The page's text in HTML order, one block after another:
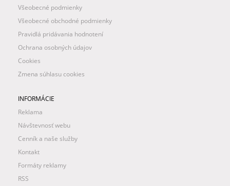
Všeobecné podmienky
Všeobecné obchodné podmienky
Pravidlá pridávania hodnotení
Ochrana osobných údajov
Cookies
Zmena súhlasu cookies
INFORMÁCIE
Reklama
Návštevnosť webu
Cenník a naše služby
Kontakt
Formáty reklamy
RSS